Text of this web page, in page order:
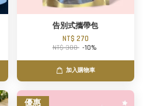
告別式攜帶包
NT$ 270
NT$ 300 -10%
加入購物車
優惠